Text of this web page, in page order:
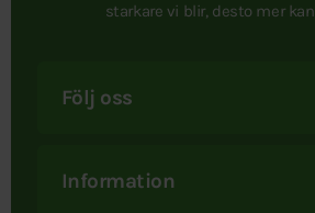
starkare vi blir, desto mer
Följ oss
Information